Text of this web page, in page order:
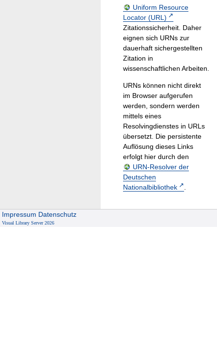
Uniform Resource
Locator (URL)
Zitationssicherheit. Daher
eignen sich URNs zur
dauerhaft sichergestellten
Zitation in
wissenschaftlichen Arbeiten.
URNs können nicht direkt
im Browser aufgerufen
werden, sondern werden
mittels eines
Resolvingdienstes in URLs
übersetzt. Die persistente
Auflösung dieses Links
erfolgt hier durch den
URN-Resolver der
Deutschen
Nationalbibliothek
.
Impressum Datenschutz
Visual Library Server 2026